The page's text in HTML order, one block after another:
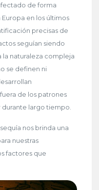
de forma
en los últimos
precisas de
seguían siendo
naturaleza compleja
se definen ni
de los patrones
largo tiempo.
nos brinda una
nuestras
factores que